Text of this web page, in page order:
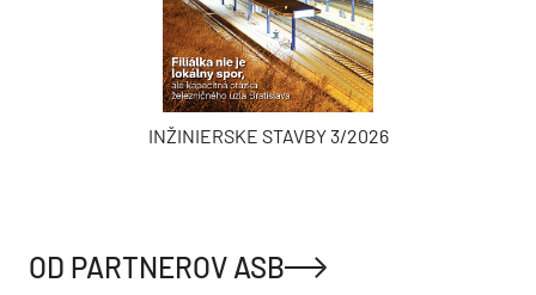
INŽINIERSKE STAVBY 3/2026
OD PARTNEROV ASB